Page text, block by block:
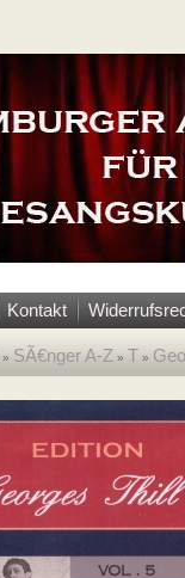
Kontakt
» SÃ€nger A-Z » T »